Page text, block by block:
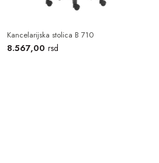
Kancelarijska stolica B 710
8.567,00 rsd